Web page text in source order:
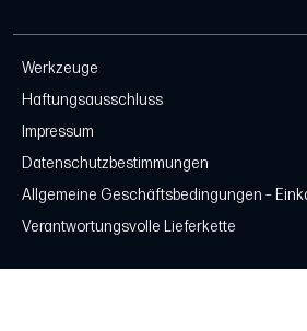
Werkzeuge
Haftungsausschluss
Impressum
Datenschutzbestimmungen
Allgemeine Geschäftsbedingungen –
Verantwortungsvolle Lieferkette